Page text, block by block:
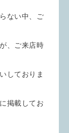
ない中、ご
、ご来店時
しておりま
掲載してお